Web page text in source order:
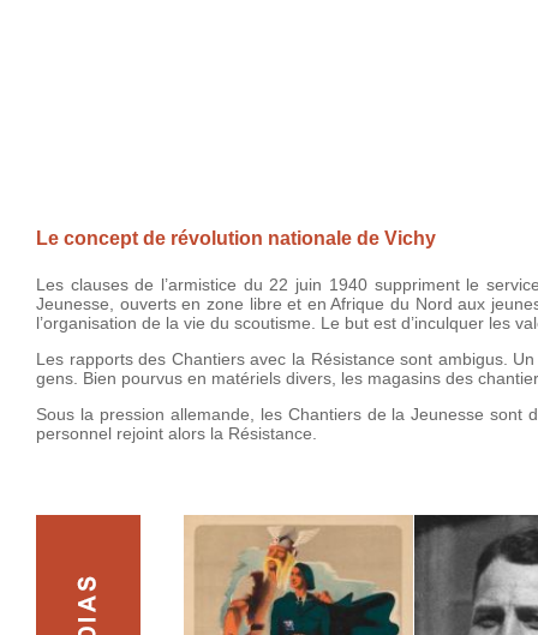
Le concept de révolution nationale de Vichy
Les clauses de l’armistice du 22 juin 1940 suppriment le
Jeunesse, ouverts en zone libre et en Afrique du Nord aux
l’organisation de la vie du scoutisme. Le but est d’inculquer les
Les rapports des Chantiers avec la Résistance sont ambigus.
gens. Bien pourvus en matériels divers, les magasins des
Sous la pression allemande, les Chantiers de la Jeunesse
personnel rejoint alors la Résistance.